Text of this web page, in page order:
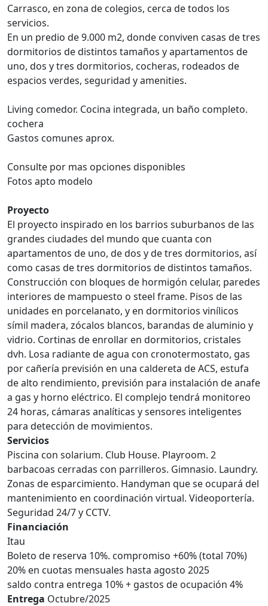
Carrasco, en zona de colegios, cerca de todos los
servicios.
En un predio de 9.000 m2, donde conviven casas de tres
dormitorios de distintos tamaños y apartamentos de
uno, dos y tres dormitorios, cocheras, rodeados de
espacios verdes, seguridad y amenities.
Living comedor. Cocina integrada, un baño completo.
cochera
Gastos comunes aprox.
Consulte por mas opciones disponibles
Fotos apto modelo
Proyecto
El proyecto inspirado en los barrios suburbanos de las
grandes ciudades del mundo que cuanta con
apartamentos de uno, de dos y de tres dormitorios, así
como casas de tres dormitorios de distintos tamaños.
Construcción con bloques de hormigón celular, paredes
interiores de mampuesto o steel frame. Pisos de las
unidades en porcelanato, y en dormitorios vinílicos
símil madera, zócalos blancos, barandas de aluminio y
vidrio. Cortinas de enrollar en dormitorios, cristales
dvh. Losa radiante de agua con cronotermostato, gas
por cañería previsión en una caldereta de ACS, estufa
de alto rendimiento, previsión para instalación de anafe
a gas y horno eléctrico. El complejo tendrá monitoreo
24 horas, cámaras analíticas y sensores inteligentes
para detección de movimientos.
Servicios
Piscina con solarium. Club House. Playroom. 2
barbacoas cerradas con parrilleros. Gimnasio. Laundry.
Zonas de esparcimiento. Handyman que se ocupará del
mantenimiento en coordinación virtual. Videoportería.
Seguridad 24/7 y CCTV.
Financiación
Itau
Boleto de reserva 10%. compromiso +60% (total 70%)
20% en cuotas mensuales hasta agosto 2025
saldo contra entrega 10% + gastos de ocupación 4%
Entrega Octubre/2025